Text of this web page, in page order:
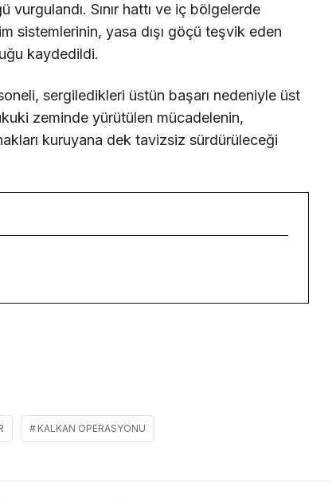
Sınır hattı ve iç bölgelerde
sistemlerinin, yasa dışı göçü teşvik eden
kaydedildi.
sergiledikleri üstün başarı nedeniyle üst
zeminde yürütülen mücadelenin,
kuruyana dek tavizsiz sürdürüleceği
KALKAN OPERASYONU